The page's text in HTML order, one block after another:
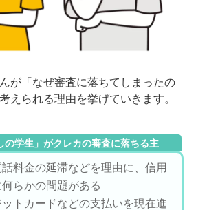
が「なぜ審査に落ちてしまったの
えられる理由を挙げていきます。
の学生」がクレカの審査に落ちる主
料金の延滞などを理由に、信用
らかの問題がある
トカードなどの支払いを現在進